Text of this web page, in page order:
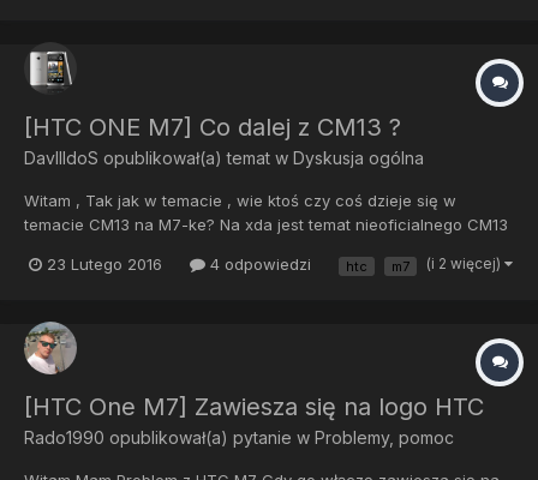
[HTC ONE M7] Co dalej z CM13 ?
DavIIIdoS opublikował(a) temat w Dyskusja ogólna
Witam , Tak jak w temacie , wie ktoś czy coś dzieje się w
temacie CM13 na M7-ke? Na xda jest temat nieoficialnego CM13
te same bolączki. Mianowicie chodzi przede wszystkim o to ze
23 Lutego 2016 4 odpowiedzi htc m7 (i 2 więcej)
[HTC One M7] Zawiesza się na logo HTC
Rado1990 opublikował(a) pytanie w Problemy, pomoc